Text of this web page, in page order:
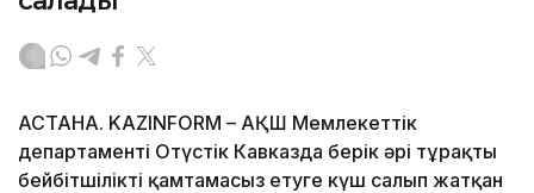
АСТАНА. KAZINFORM – АҚШ Мемлекеттік
департаменті Оңтүстік Кавказда берік әрі тұрақты
бейбітшілікті қамтамасыз етуге күш салып жатқан